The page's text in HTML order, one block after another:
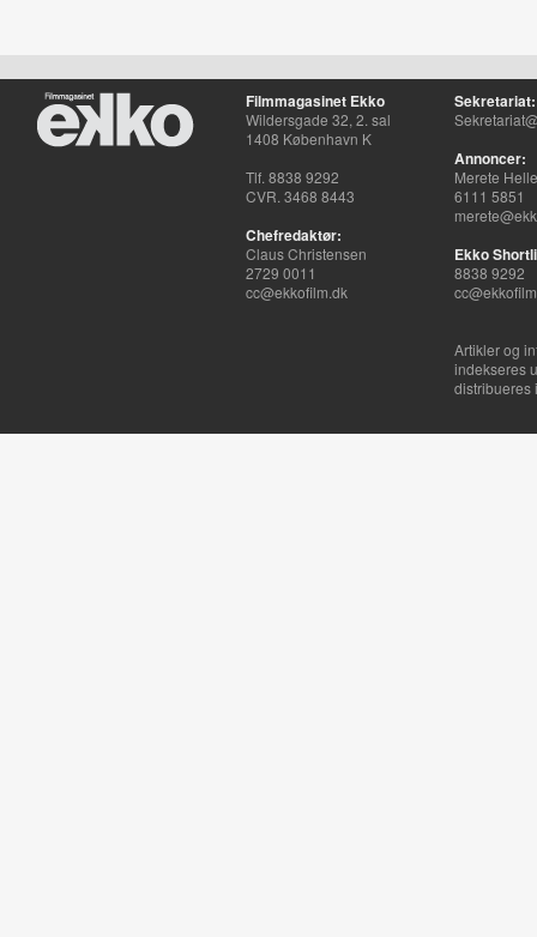
Filmmagasinet Ekko
Wildersgade 32, 2. sal
1408 København K
Tlf. 8838 9292
CVR. 3468 8443
Chefredaktør:
Claus Christensen
2729 0011
cc@ekkofilm.dk
Sekretariat:
Annoncer:
Merete
6111 5851
Ekko
8838 9292
Artikler og
indekseres
distribueres